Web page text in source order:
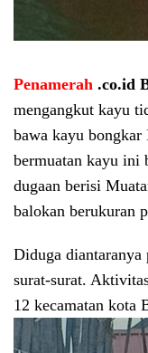
Penamerah .co.id
mengangkut kayu
bawa kayu bongkar
bermuatan kayu ini
dugaan berisi
balokan berukuran
Diduga
surat-surat.
12 kecamatan kota